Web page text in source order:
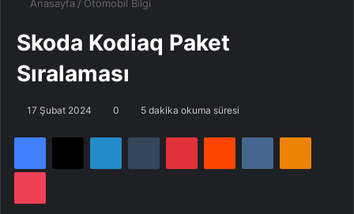
Anasayfa / Otomobil Bilgi
Skoda Kodiaq Paket
Sıralaması
17 Şubat 2024 0 5 dakika okuma süresi